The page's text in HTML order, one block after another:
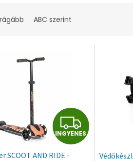
ABC szerint
I
N
INGYENES
SCOOT AND RIDE -